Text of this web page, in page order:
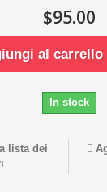
$95.00
al carrello
In stock
lista dei